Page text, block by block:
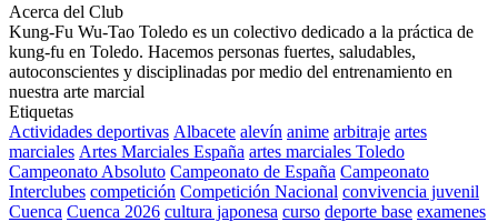
Acerca del Club
Kung-Fu Wu-Tao Toledo es un colectivo dedicado a la práctica de
kung-fu en Toledo. Hacemos personas fuertes, saludables,
autoconscientes y disciplinadas por medio del entrenamiento en
nuestra arte marcial
Etiquetas
Actividades deportivas Albacete alevín anime arbitraje artes
marciales Artes Marciales España artes marciales Toledo
Campeonato Absoluto Campeonato de España Campeonato
Interclubes competición Competición Nacional convivencia juvenil
Cuenca Cuenca 2026 cultura japonesa curso deporte base examenes